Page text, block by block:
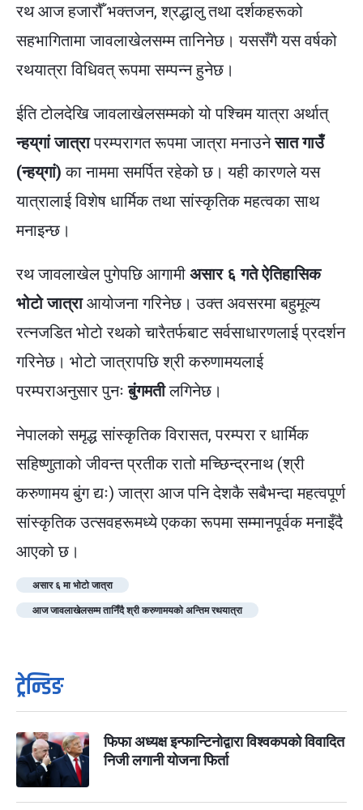
रथ आज हजारौँ भक्तजन, श्रद्धालु तथा दर्शकहरूको
सहभागितामा जावलाखेलसम्म तानिनेछ। यससँगै यस वर्षको
रथयात्रा विधिवत् रूपमा सम्पन्न हुनेछ।
ईति टोलदेखि जावलाखेलसम्मको यो पश्चिम यात्रा अर्थात्
न्हय्‌गां जात्रापरम्परागत रूपमा जात्रा मनाउनेसात गाउँ
(न्हय्‌गां) का नाममा समर्पित रहेको छ। यही कारणले यस
यात्रालाई विशेष धार्मिक तथा सांस्कृतिक महत्वका साथ
मनाइन्छ।
रथ जावलाखेल पुगेपछि आगामी असार ६ गते ऐतिहासिक
भोटो जात्राआयोजना गरिनेछ। उक्त अवसरमा बहुमूल्य
रत्नजडित भोटो रथको चारैतर्फबाट सर्वसाधारणलाई प्रदर्शन
गरिनेछ। भोटो जात्रापछि श्री करुणामयलाई
परम्पराअनुसार पुनःबुंगमतीलगिनेछ।
नेपालको समृद्ध सांस्कृतिक विरासत, परम्परा र धार्मिक
सहिष्णुताको जीवन्त प्रतीक रातो मच्छिन्द्रनाथ (श्री
करुणामय बुंग द्यः) जात्रा आज पनि देशकै सबैभन्दा महत्वपूर्ण
सांस्कृतिक उत्सवहरूमध्ये एकका रूपमा सम्मानपूर्वक मनाइँदै
आएको छ।
असार ६ मा भोटो जात्रा
आज जावलाखेलसम्म तानिँदै श्री करुणामयको अन्तिम रथयात्रा
ट्रेन्डिङ
फिफा अध्यक्ष इन्फान्टिनोद्वारा विश्वकपको विवादित
निजी लगानी योजना फिर्ता